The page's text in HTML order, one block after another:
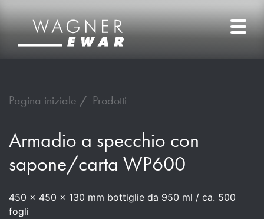
Pagina iniziale Prodotti
Armadio a specchio con
sapone/carta WP600
450 x 450 x 130 mm bottiglie da 950 ml / ca. 500
fogli